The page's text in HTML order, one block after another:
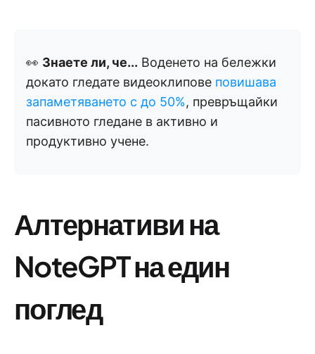
👀 Знаете ли, че... Воденето на бележки
докато гледате видеоклипове повишава
запаметяването с до 50%, превръщайки
пасивното гледане в активно и
продуктивно учене.
Алтернативи на
NoteGPT на един
поглед